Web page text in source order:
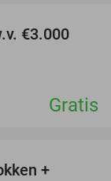
€3.000
Gratis
+